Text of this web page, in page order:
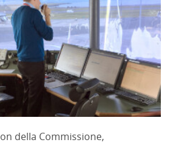
della Commissione,